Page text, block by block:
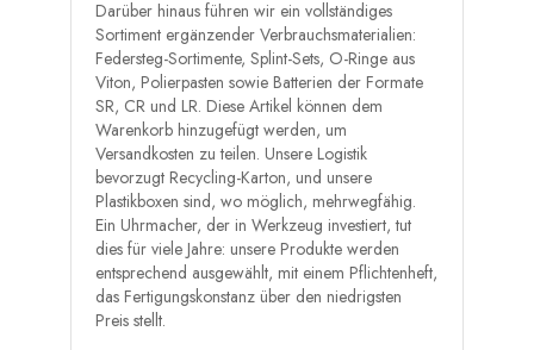
Darüber hinaus führen wir ein vollständiges
Sortiment ergänzender Verbrauchsmaterialien:
Federsteg-Sortimente, Splint-Sets, O-Ringe aus
Viton, Polierpasten sowie Batterien der Formate
SR, CR und LR. Diese Artikel können dem
Warenkorb hinzugefügt werden, um
Versandkosten zu teilen. Unsere Logistik
bevorzugt Recycling-Karton, und unsere
Plastikboxen sind, wo möglich, mehrwegfähig.
Ein Uhrmacher, der in Werkzeug investiert, tut
dies für viele Jahre: unsere Produkte werden
entsprechend ausgewählt, mit einem Pflichtenheft,
das Fertigungskonstanz über den niedrigsten
Preis stellt.